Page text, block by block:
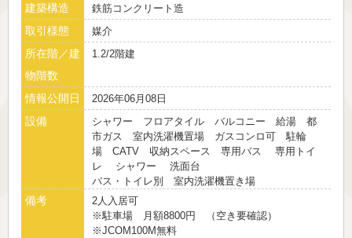
建築構造 鉄筋コンクリート造
取引様態 媒介
所在階／建
物階数
1.2/2階建
情報公開日 2026年06月08日
設備
シャワー フロアタイル バルコニー 給湯 都
市ガス 室内洗濯機置場 ガスコンロ可 駐輪
場 CATV 収納スペース 専用バス 専用トイ
レ シャワー 洗面台
バス・トイレ別 室内洗濯機置き場
備考
2人入居可
※駐車場 月額8800円 （空き要確認）
※JCOM100M無料